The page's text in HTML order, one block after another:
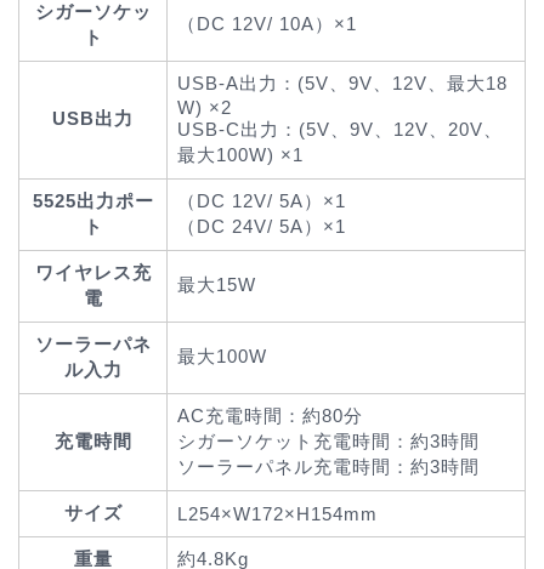
シガーソケッ
ト
（DC 12V/ 10A）×1
USB出力
USB-A出力：(5V、9V、12V、最大18
W) ×2
USB-C出力：(5V、9V、12V、20V、
最大100W) ×1
5525出力ポー
ト
（DC 12V/ 5A）×1
（DC 24V/ 5A）×1
ワイヤレス充
電
最大15W
ソーラーパネ
ル入力
最大100W
充電時間
AC充電時間：約80分
シガーソケット充電時間：約3時間
ソーラーパネル充電時間：約3時間
サイズ L254×W172×H154mm
重量 約4.8Kg